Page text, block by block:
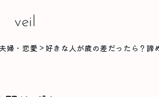
veil
婦・恋愛 > 好きな人が歳の差だったら？諦